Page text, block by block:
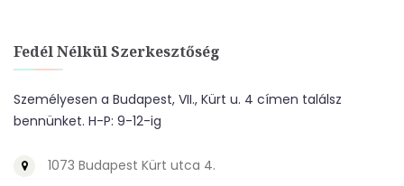
Fedél Nélkül Szerkesztőség
Személyesen a Budapest, VII., Kürt u. 4 címen találsz
bennünket. H-P: 9-12-ig
1073 Budapest Kürt utca 4.